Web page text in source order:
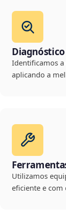
Identificamos
aplicando a
Utilizamos
eficiente e